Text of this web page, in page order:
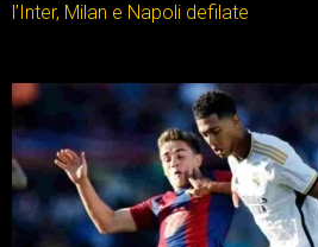
l’Inter, Milan e Napoli defilate